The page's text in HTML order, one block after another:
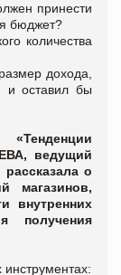
принести
бюджет?
количества
дохода,
и оставил бы
ведущий
о
магазинов,
внутренних
получения
инструментах: